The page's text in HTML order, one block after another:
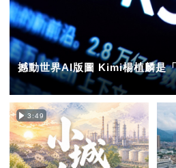
撼動世界AI版圖 Kimi楊植麟是「
3:49